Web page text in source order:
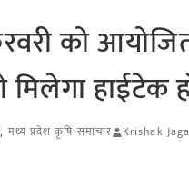
को
हाईटेक
, मध्य प्रदेश कृषि समाचार Krishak